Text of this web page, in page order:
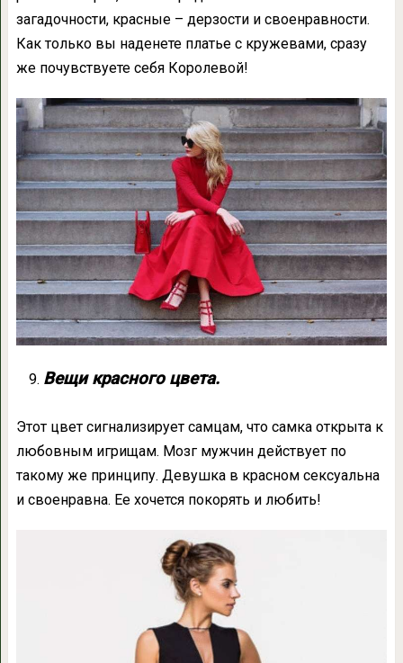
загадочности, красные – дерзости и своенравности.
Как только вы наденете платье с кружевами, сразу
же почувствуете себя Королевой!
Вещи красного цвета.
Этот цвет сигнализирует самцам, что самка открыта к
любовным игрищам. Мозг мужчин действует по
такому же принципу. Девушка в красном сексуальна
и своенравна. Ее хочется покорять и любить!